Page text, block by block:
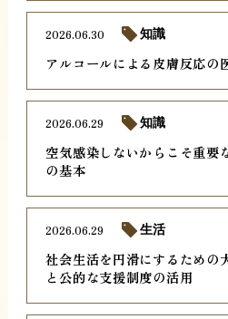
アルコールによる皮膚反応の
2026.06.30 知識
空気感染しないからこそ重要
の基本
2026.06.29 知識
社会生活を円滑にするための
と公的な支援制度の活用
2026.06.29 生活